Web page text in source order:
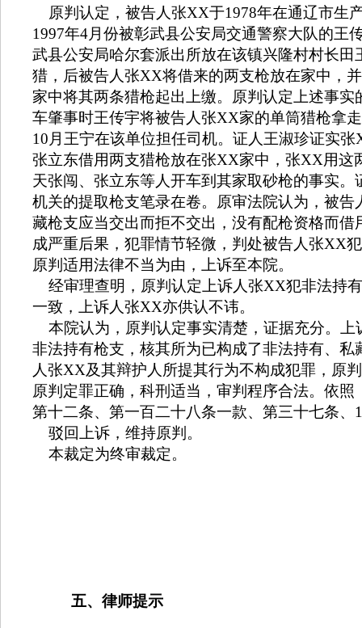
原判认定，被告人张XX于1978年在通辽市生
1997年4月份被彰武县公安局交通警察大队的王
武县公安局哈尔套派出所放在该镇兴隆村村长
猎，后被告人张XX将借来的两支枪放在家中，
家中将其两条猎枪起出上缴。原判认定上述事实
车肇事时王传宇将被告人张XX家的单筒猎枪拿
10 月王宁在该单位担任司机。证人王淑珍证实张
张立东借用两支猎枪放在张XX家中，张XX用这
天张闯、张立东等人开车到其家取砂枪的事实
机关的提取枪支笔录在卷。原审法院认为，被告
藏枪支应当交出而拒不交出，没有配枪资格而
成严重后果，犯罪情节轻微，判处被告人张XX
原判适用法律不当为由，上诉至本院。
经审理查明，原判认定上诉人张XX犯非法持
一致，上诉人张XX亦供认不讳。
本院认为，原判认定事实清楚，证据充分。上
非法持有枪支，核其所为已构成了非法持有、
人张XX及其辩护人所提其行为不构成犯罪，原
原判定罪正确，科刑适当，审判程序合法。依
第十二条、第一百二十八条一款、第三十七条、
驳回上诉，维持原判。
本裁定为终审裁定。
五、律师提示